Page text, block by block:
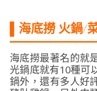
▌海底撈 火鍋/
海底撈最著名的就
光鍋底就有10種可
鍋外，還有多人好